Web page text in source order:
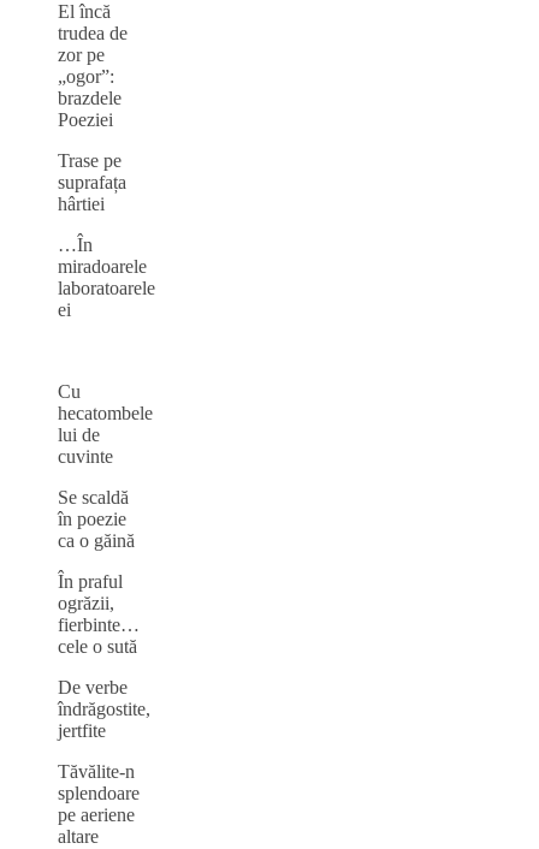
El încă
trudea de
zor pe
„ogor”:
brazdele
Poeziei
Trase pe
suprafața
hârtiei
…În
miradoarele
laboratoarele
ei
Cu
hecatombele
lui de
cuvinte
Se scaldă
în poezie
ca o găină
În praful
ogrăzii,
fierbinte…
cele o sută
De verbe
îndrăgostite,
jertfite
Tăvălite-n
splendoare
pe aeriene
altare